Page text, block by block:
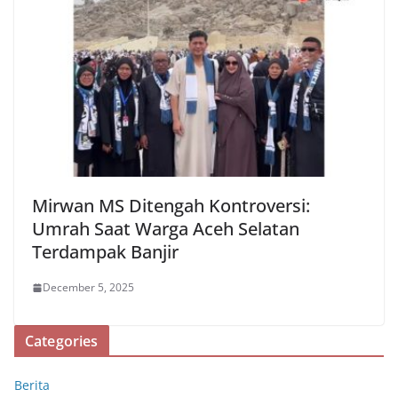
Mirwan MS Ditengah Kontroversi:
Umrah Saat Warga Aceh Selatan
Terdampak Banjir
December 5, 2025
Categories
Berita